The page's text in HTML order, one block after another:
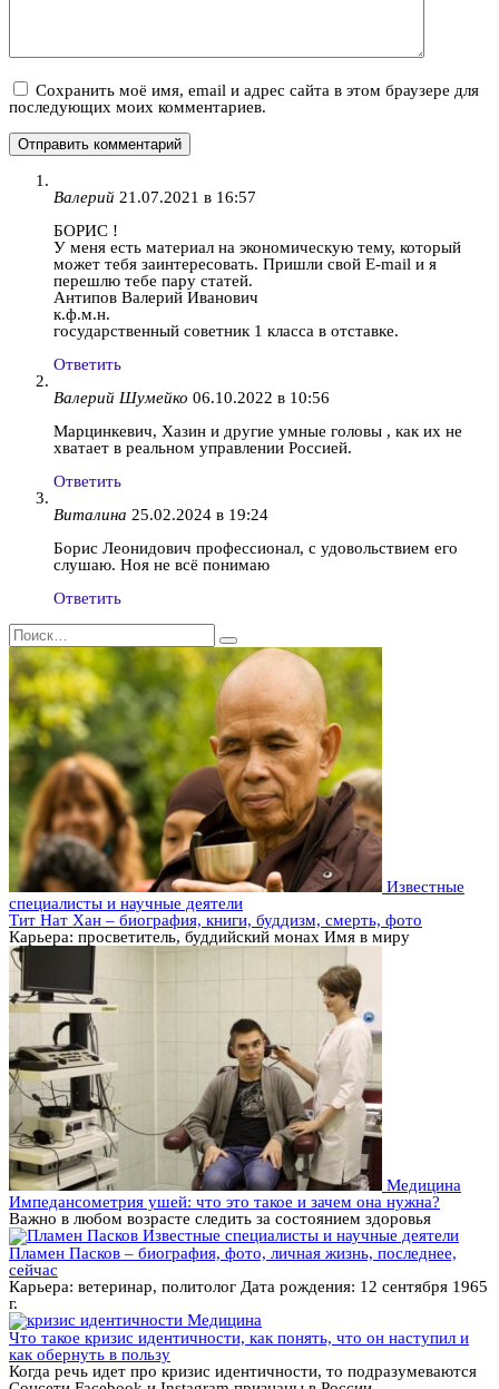
Сохранить моё имя, email и адрес сайта в этом браузере для
последующих моих комментариев.
Валерий 21.07.2021 в 16:57
БОРИС !
У меня есть материал на экономическую тему, который
может тебя заинтересовать. Пришли свой E-mail и я
перешлю тебе пару статей.
Антипов Валерий Иванович
к.ф.м.н.
государственный советник 1 класса в отставке.
Ответить
Валерий Шумейко 06.10.2022 в 10:56
Марцинкевич, Хазин и другие умные головы , как их не
хватает в реальном управлении Россией.
Ответить
Виталина 25.02.2024 в 19:24
Борис Леонидович профессионал, с удовольствием его
слушаю. Ноя не всё понимаю
Ответить
Search
for:
Известные
специалисты и научные деятели
Тит Нат Хан – биография, книги, буддизм, смерть, фото
Карьера: просветитель, буддийский монах Имя в миру
Медицина
Импедансометрия ушей: что это такое и зачем она нужна?
Важно в любом возрасте следить за состоянием здоровья
Известные специалисты и научные деятели
Пламен Пасков – биография, фото, личная жизнь, последнее,
сейчас
Карьера: ветеринар, политолог Дата рождения: 12 сентября 1965
г.
Медицина
Что такое кризис идентичности, как понять, что он наступил и
как обернуть в пользу
Когда речь идет про кризис идентичности, то подразумеваются